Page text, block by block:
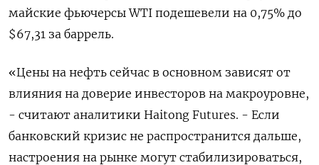
майские фьючерсы WTI подешевели на 0,75% до
$67,31 за баррель.
«Цены на нефть сейчас в основном зависят от
влияния на доверие инвесторов на макроуровне,
- считают аналитики Haitong Futures. - Если
банковский кризис не распространится дальше,
настроения на рынке могут стабилизироваться,